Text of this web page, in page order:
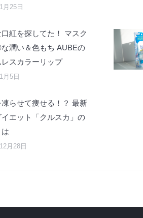
月25日
口紅を探してた！ マスク
潤い＆色もち AUBEの
レスカラーリップ
月5日
凍らせて痩せる！？ 最新
イエット「クルスカ」の
月28日